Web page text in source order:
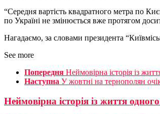
“Середня вартість квадратного метра по
по Україні не змінюється вже протягом
Нагадаємо, за словами президента
See more
Попередня Неймовірна історія із
Наступна У жовтні на тернополян
Неймовірна історія із життя